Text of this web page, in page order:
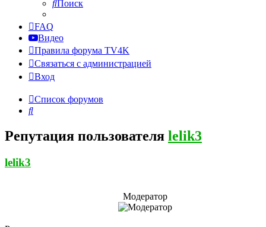
Поиск
FAQ
Видео
Правила форума TV4K
Связаться с администрацией
Вход
Список форумов
Поиск
Репутация пользователя lelik3
lelik3
Модератор